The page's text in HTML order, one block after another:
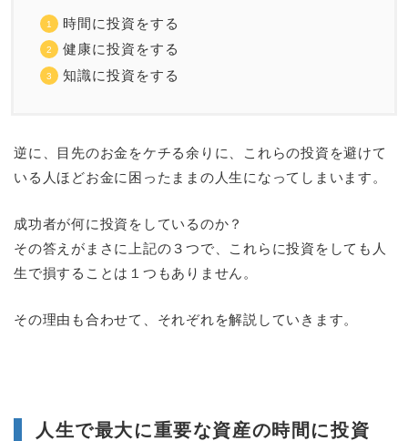
時間に投資をする
健康に投資をする
知識に投資をする
逆に、目先のお金をケチる余りに、これらの投資を避けて
いる人ほどお金に困ったままの人生になってしまいます。
成功者が何に投資をしているのか？
その答えがまさに上記の３つで、これらに投資をしても人
生で損することは１つもありません。
その理由も合わせて、それぞれを解説していきます。
人生で最大に重要な資産の時間に投資